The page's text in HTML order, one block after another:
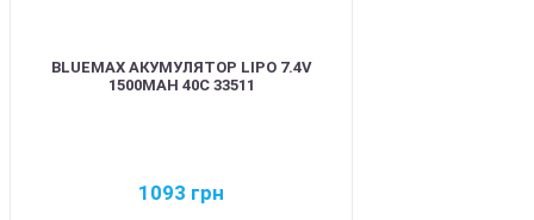
BLUEMAX АКУМУЛЯТОР LIPO 7.4V
1500MAH 40C 33511
1093 грн